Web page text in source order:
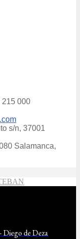
215 000
s/n, 37001
Salamanca,
Diego de Deza